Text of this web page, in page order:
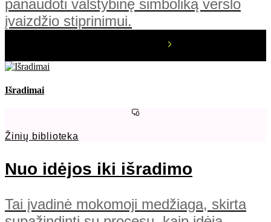
panaudoti valstybinę simboliką verslo
įvaizdžio stiprinimui.
Išradimai
Žinių biblioteka
Nuo idėjos iki išradimo
Tai įvadinė mokomoji medžiaga, skirta